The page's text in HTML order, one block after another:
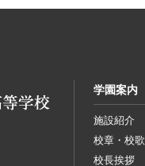
学園案内
施設紹介
校章・校歌
校長挨拶